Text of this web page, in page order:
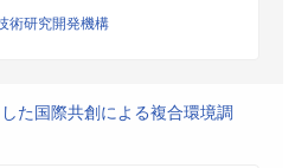
術研究開発機構
た国際共創による複合環境調